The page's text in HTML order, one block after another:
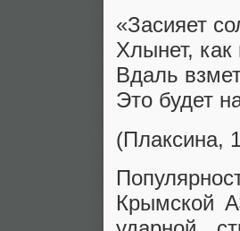
«Засияет
Хлынет, как
Вдаль
Это будет
(Плаксина,
Крымской